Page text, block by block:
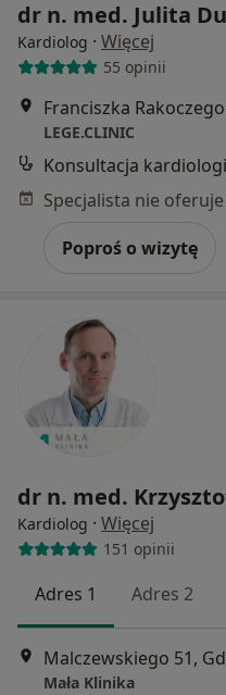
dr n. med. Julita
Kardiolog · Więcej
55 opinii
Franciszka
LEGE.CLINIC
Konsultacja
Poproś o wizytę
dr n. med.
Kardiolog · Więcej
151 opinii
Adres 1 Adres 2
Malczewskiego 51,
Mała Klinika